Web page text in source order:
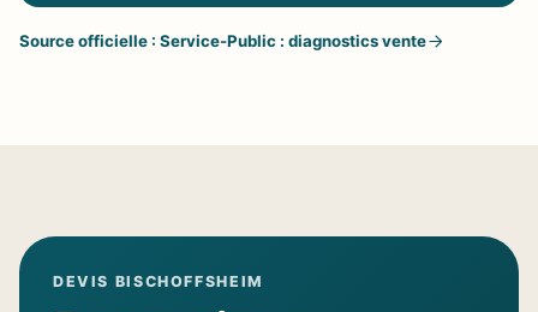
Source officielle : Service-Public : diagnostics vente
DEVIS BISCHOFFSHEIM